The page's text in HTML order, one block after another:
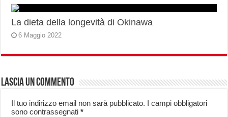
La dieta della longevità di Okinawa
6 Maggio 2022
Lascia un commento
Il tuo indirizzo email non sarà pubblicato. I campi obbligatori
sono contrassegnati*